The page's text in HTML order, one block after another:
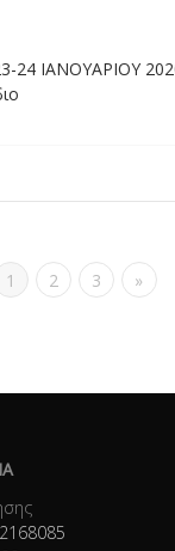
24 ΙΑΝΟΥΑΡΙΟΥ
1 2 3 »